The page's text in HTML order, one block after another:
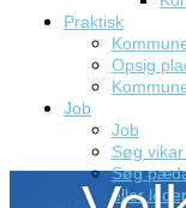
Praktisk
Opsig
Job
Job
Søg
Søg
eller